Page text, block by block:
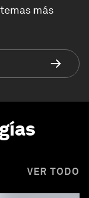
más
VER TODO